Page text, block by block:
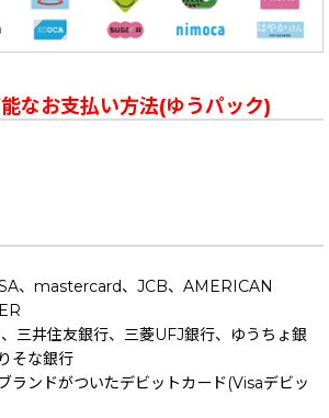
なお支払い方法(ゆうパック)
、mastercard、JCB、AMERICAN
、三井住友銀行、三菱UFJ銀行、ゆうちょ銀
そな銀行
ランドがついたデビットカード(Visaデビッ